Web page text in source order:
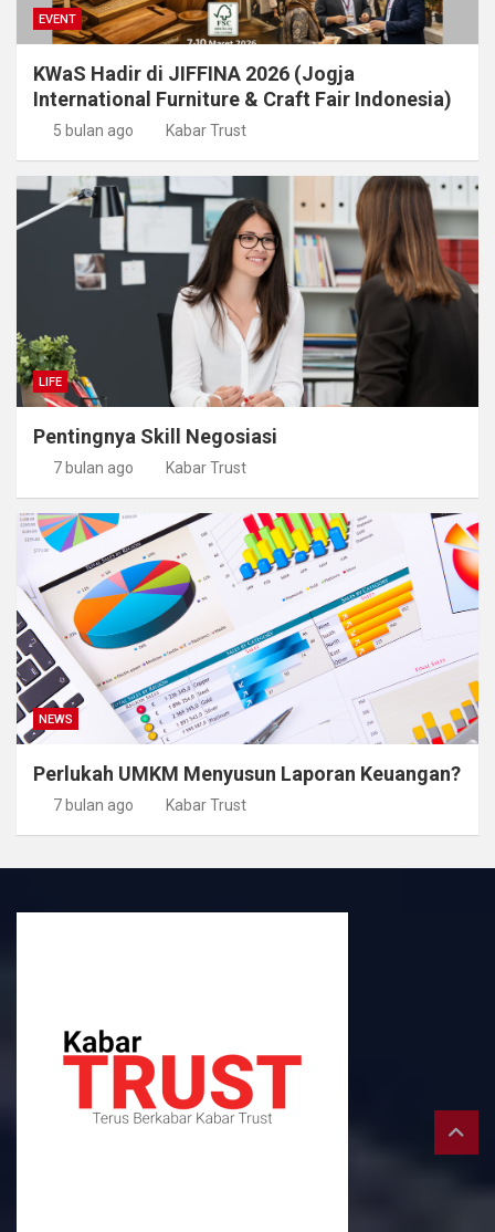
EVENT
KWaS Hadir di JIFFINA 2026 (Jogja
International Furniture & Craft Fair Indonesia)
5 bulan ago Kabar Trust
LIFE
Pentingnya Skill Negosiasi
7 bulan ago Kabar Trust
NEWS
Perlukah UMKM Menyusun Laporan Keuangan?
7 bulan ago Kabar Trust